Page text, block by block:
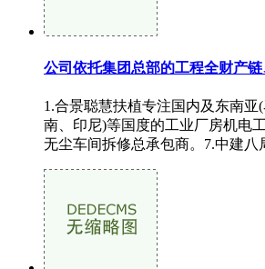
公司依托集团总部的工程全财产链
1.合景聪慧扶植专注国内及东南亚
南、印尼)等国度的工业厂房机电
无尘车间拆修总承包商。7.中建八